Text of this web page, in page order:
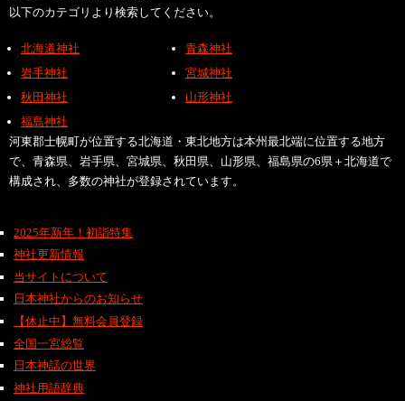
以下のカテゴリより検索してください。
北海道神社
青森神社
岩手神社
宮城神社
秋田神社
山形神社
福島神社
河東郡士幌町が位置する北海道・東北地方は本州最北端に位置する地方
で、青森県、岩手県、宮城県、秋田県、山形県、福島県の6県＋北海道で
構成され、多数の神社が登録されています。
2025年新年！初詣特集
神社更新情報
当サイトについて
日本神社からのお知らせ
【休止中】無料会員登録
全国一宮総覧
日本神話の世界
神社用語辞典